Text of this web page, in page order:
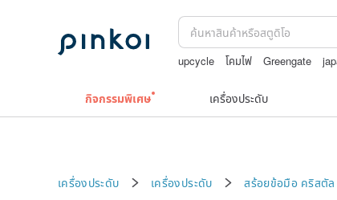
upcycle โคมไฟ Greengate
กิจกรรมพิเศษ เครื่องประดับ
เครื่องประดับ เครื่องประดับ สร้อยข้อมือ คริสตัล